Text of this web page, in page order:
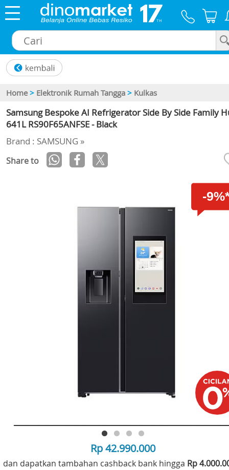
Home > Elektronik Rumah Tangga > Kulkas
Samsung Bespoke AI Refrigerator Side By Side Family
641L RS90F65ANFSE - Black
Brand : SAMSUNG »
Share to
-
Rp 42.990.000
dan dapatkan tambahan cashback bank hingga Rp